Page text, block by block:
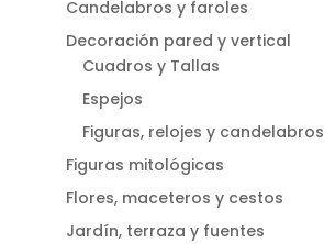
Candelabros y faroles
Decoración pared y vertical
Cuadros y Tallas
Espejos
Figuras, relojes y candelabros
Figuras mitológicas
Flores, maceteros y cestos
Jardín, terraza y fuentes